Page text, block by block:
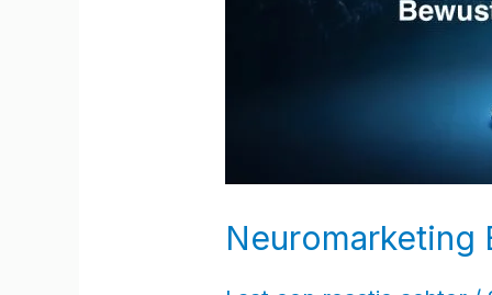
Neuromarketing